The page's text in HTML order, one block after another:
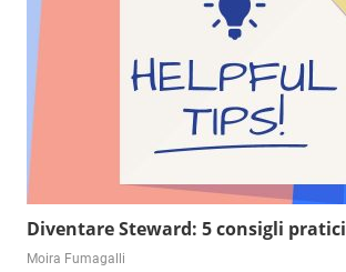
Diventare Steward: 5 consigli pratici
Moira Fumagalli